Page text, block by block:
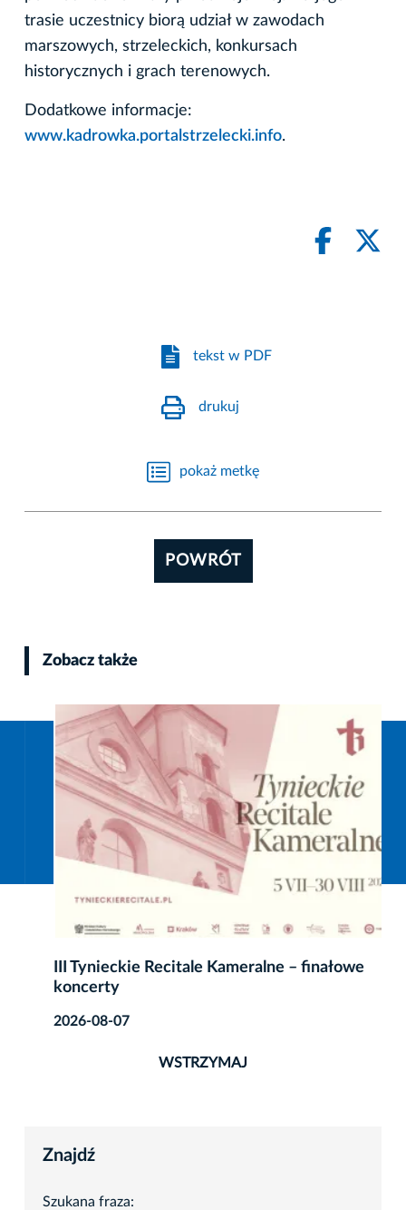
trasie uczestnicy biorą udział w zawodach
marszowych, strzeleckich, konkursach
historycznych i grach terenowych.
Dodatkowe informacje:
www.kadrowka.portalstrzelecki.info.
tekst w PDF
drukuj
pokaż metkę
POWRÓT
Zobacz także
III Tynieckie Recitale Kameralne – finałowe
koncerty
2026-08-07
WSTRZYMAJ
Znajdź
Szukana fraza: